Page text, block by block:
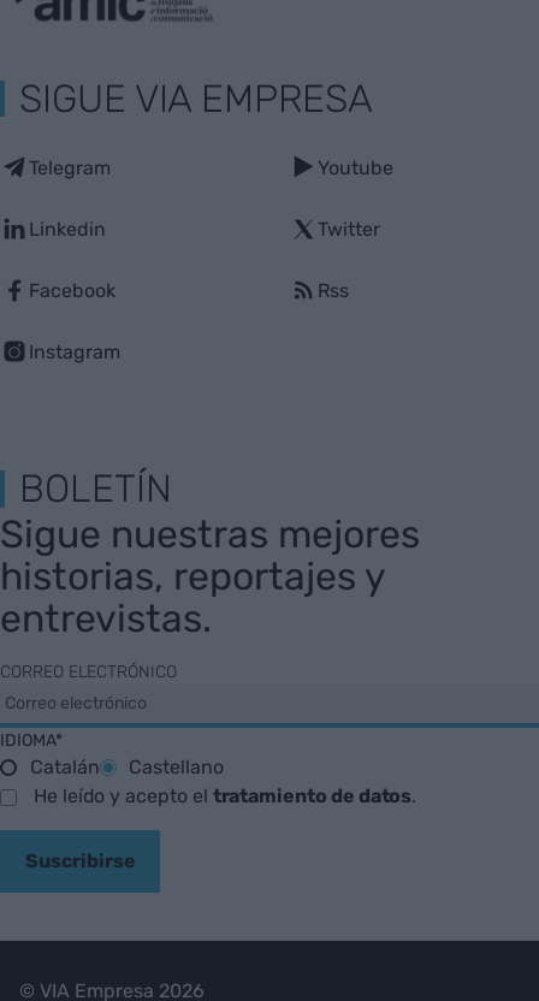
SIGUE VIA EMPRESA
Telegram
Linkedin
Facebook
Instagram
Youtube
Twitter
Rss
BOLETÍN
Sigue nuestras mejores
historias, reportajes y
entrevistas.
CORREO ELECTRÓNICO
IDIOMA*
Catalán
Castellano
He leído y acepto el tratamiento de datos.
Suscribirse
© VIA Empresa 2026